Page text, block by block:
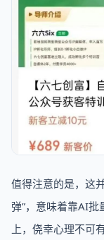
值得注意的是，这
弹”，意味着靠AI
上，侥幸心理不可有